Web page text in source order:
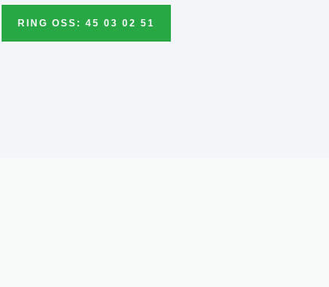
RING OSS: 45 03 02 51